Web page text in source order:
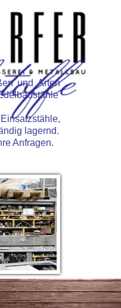
und Arten
lagernd.
Anfragen.